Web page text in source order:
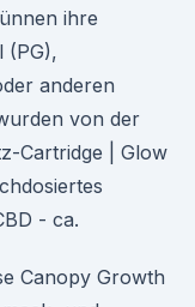
ihre
(PG),
anderen
von der
Cartridge | Glow
- ca.
Canopy Growth